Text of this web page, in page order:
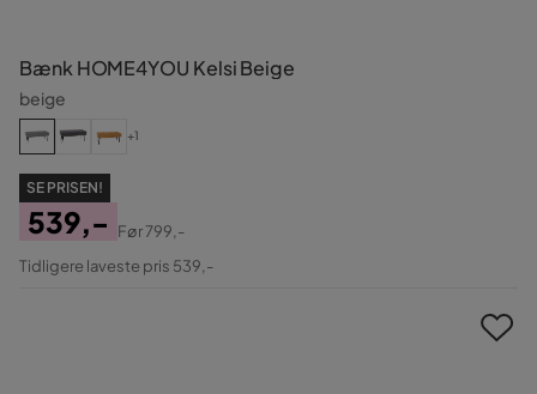
Bænk HOME4YOU Kelsi Beige
beige
+1
SE PRISEN!
Pris
539,-
Original
Før799,-
Tidligere laveste pris 539,-